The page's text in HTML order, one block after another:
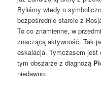
Byliśmy wtedy o
bezpośrednie starcie z
To co znamienne, w
znaczącą aktywność. Tak
eskalacja. Tymczasem jest
tym obszarze z diagnozą
niedawno: